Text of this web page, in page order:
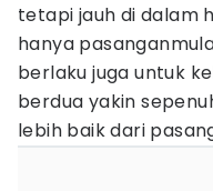
tetapi jauh di dalam
hanya
berlaku juga untuk
berdua yakin
lebih baik dari